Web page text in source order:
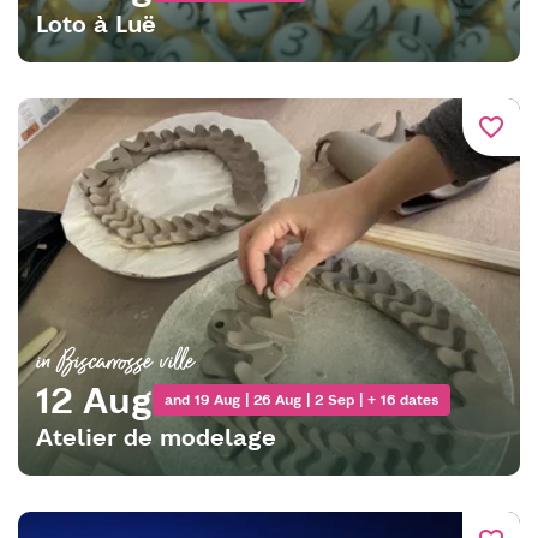
Loto à Luë
favorite_border
in Biscarrosse ville
12 Aug and 19 Aug | 26 Aug | 2 Sep | + 16 dates
Atelier de modelage